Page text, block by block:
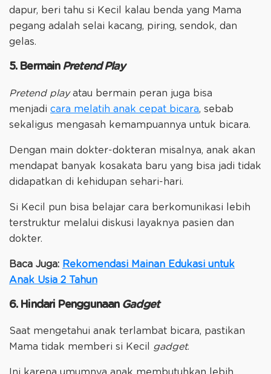
dapur, beri tahu si Kecil kalau benda yang Mama
pegang adalah selai kacang, piring, sendok, dan
gelas.
5. Bermain Pretend Play
Pretend playatau bermain peran juga bisa
menjadi cara melatih anak cepat bicara, sebab
sekaligus mengasah kemampuannya untuk bicara.
Dengan main dokter-dokteran misalnya, anak akan
mendapat banyak kosakata baru yang bisa jadi tidak
didapatkan di kehidupan sehari-hari.
Si Kecil pun bisa belajar cara berkomunikasi lebih
terstruktur melalui diskusi layaknya pasien dan
dokter.
Baca Juga: Rekomendasi Mainan Edukasi untuk
Anak Usia 2 Tahun
6. Hindari Penggunaan Gadget
Saat mengetahui anak terlambat bicara, pastikan
Mama tidak memberi si Kecil
gadget.
Ini karena umumnya anak membutuhkan lebih